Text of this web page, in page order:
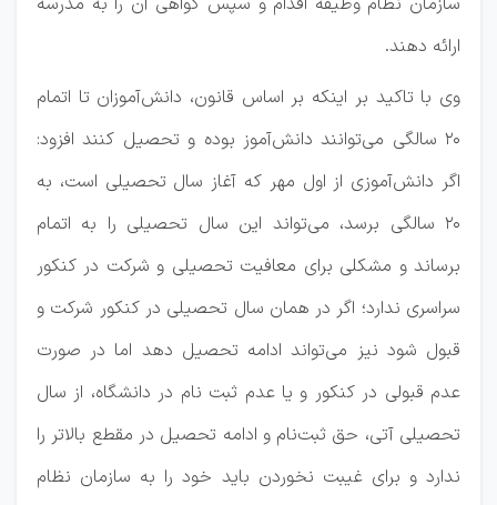
ارائه دهند.
وی با تاکید بر اینکه بر اساس قانون، دانش‌آموزان تا اتمام
۲۰ سالگی می‌توانند دانش‌آموز بوده و تحصیل کنند افزود:
اگر دانش‌آموزی از اول مهر که آغاز سال تحصیلی است، به
۲۰ سالگی برسد، می‌تواند این سال تحصیلی را به اتمام
برساند و مشکلی برای معافیت تحصیلی و شرکت در کنکور
سراسری ندارد؛ اگر در همان سال تحصیلی در کنکور شرکت و
قبول شود نیز می‌تواند ادامه تحصیل دهد اما در صورت
عدم قبولی در کنکور و یا عدم ثبت نام در دانشگاه، از سال
تحصیلی آتی، حق ثبت‌نام و ادامه تحصیل در مقطع بالاتر را
ندارد و برای غیبت نخوردن باید خود را به سازمان نظام